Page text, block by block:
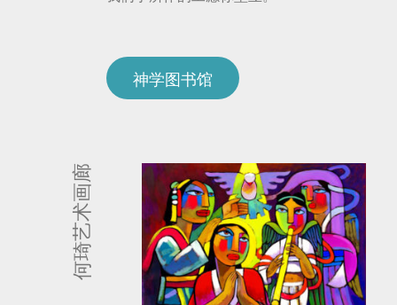
神学图书馆
何琦艺术画廊